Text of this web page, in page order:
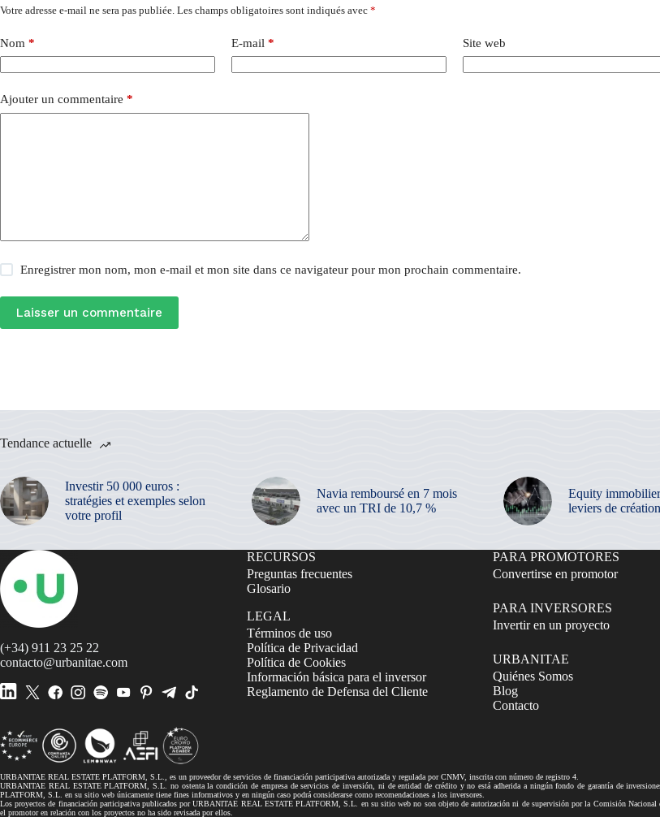
Votre adresse e-mail ne sera pas publiée. Les champs obligatoires sont indiqués avec *
Nom * E-mail * Site web
Ajouter un commentaire *
Enregistrer mon nom, mon e-mail et mon site dans ce navigateur pour mon prochain commentaire.
Laisser un commentaire
Tendance actuelle
Investir 50 000 euros :
stratégies et exemples selon
votre profil
Navia remboursé en 7 mois
avec un TRI de 10,7 %
Equity
leviers de
(+34) 911 23 25 22
contacto@urbanitae.com
RECURSOS
Preguntas frecuentes
Glosario
LEGAL
Términos de uso
Política de Privacidad
Política de Cookies
Información básica para el inversor
Reglamento de Defensa del Cliente
PARA PROMOTORES
Convertirse en promotor
PARA INVERSORES
Invertir en un proyecto
URBANITAE
Quiénes Somos
Blog
Contacto
URBANITAE REAL ESTATE PLATFORM, S.L., es un proveedor de servicios de financiación participativa autorizada y regulada por CNMV, inscrita con número de registro 4.
URBANITAE REAL ESTATE PLATFORM, S.L. no ostenta la condición de empresa de servicios de inversión, ni de entidad de crédito y no está adherida a ningún fondo de garantía de
PLATFORM, S.L. en su sitio web únicamente tiene fines informativos y en ningún caso podrá considerarse como recomendaciones a los inversores.
Los proyectos de financiación participativa publicados por URBANITAE REAL ESTATE PLATFORM, S.L. en su sitio web no son objeto de autorización ni de supervisión por la Comisión
el promotor en relación con los proyectos no ha sido revisada por ellos.